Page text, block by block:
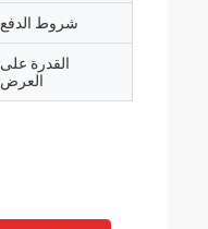
شروط الدفع
القدرة على
العرض